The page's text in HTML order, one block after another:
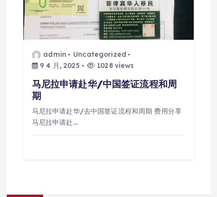
admin
Uncategorized
9 4 月, 2025
1028 views
马尼拉申请赴华/中国签证流程和周
期
马尼拉申请赴华/去中国签证流程和周期 费用分享
马尼拉申请赴…